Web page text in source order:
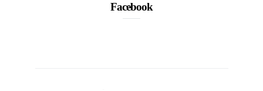
Facebook